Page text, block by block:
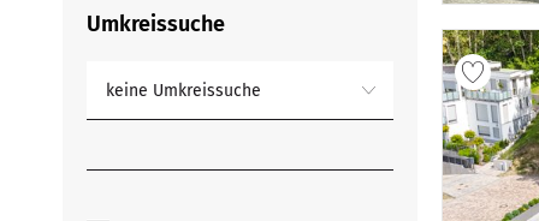
Umkreissuche
keine Umkreissuche